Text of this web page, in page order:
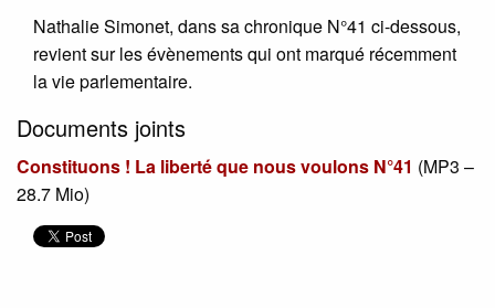
Nathalie Simonet, dans sa chronique N°41 ci-dessous,
revient sur les évènements qui ont marqué récemment
la vie parlementaire.
Documents joints
Constituons ! La liberté que nous voulons N°41 (MP3 –
28.7 Mio)